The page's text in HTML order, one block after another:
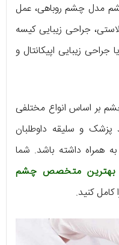
مدل چشم روباهی، عمل
جراحی زیبایی کیسه
زیبایی اپیکانتال و
بر اساس انواع مختلفی
پزشک و سلیقه داوطلبان
همراه داشته باشد. شما
بهترین متخصص چشم
کنید.